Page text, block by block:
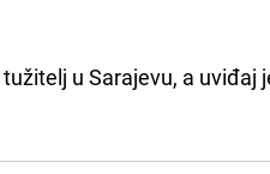
u Sarajevu, a uviđaj